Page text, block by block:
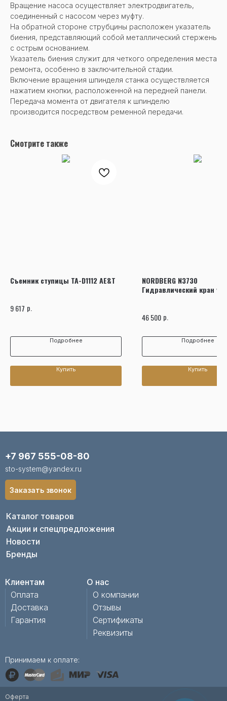
Вращение насоса осуществляет электродвигатель,
соединенный с насосом через муфту.
На обратной стороне струбцины расположен указатель
биения, представляющий собой металлический стержень
с острым основанием.
Указатель биения служит для четкого определения места
ремонта, особенно в заключительной стадии.
Включение вращения шпинделя станка осуществляется
нажатием кнопки, расположенной на передней панели.
Передача момента от двигателя к шпинделю
производится посредством ременной передачи.
Смотрите также
Съемник ступицы TA-D1112 AE&T
9 617 р.
Подробнее
Купить
NORDBERG N3730
Гидравлический кран
46 500 р.
Подробнее
Купить
Каталог товаров
Акции и спецпредложения
Новости
Бренды
Клиентам
Оплата
Доставка
Гарантия
О нас
О компании
Отзывы
Сертификаты
Реквизиты
+7 967 555-08-80
sto-system@yandex.ru
Принимаем к оплате:
Заказать звонок
Оферта